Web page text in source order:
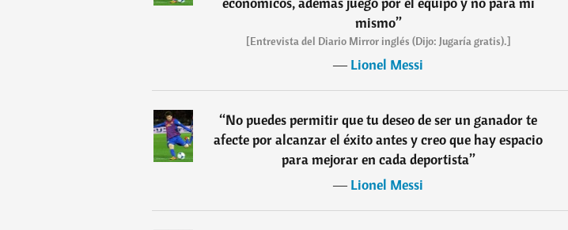
mismo”
[Entrevista del Diario Mirror inglés (Dijo: Jugaría gratis).]
―Lionel Messi
“No puedes permitir que tu deseo de ser un ganador te
afecte por alcanzar el éxito antes y creo que hay espacio
para mejorar en cada deportista”
―Lionel Messi